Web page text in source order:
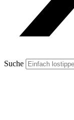
Suche